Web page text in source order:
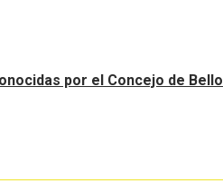
por el Concejo de Bello